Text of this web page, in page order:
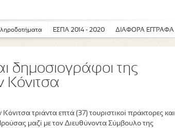
ΕΣΠΑ 2014 - 2020 ΔΙΑΦΟΡΑ ΕΓΓΡΑΦΑ
δημοσιογράφοι της
Κόνιτσα
τριάντα επτά (37) τουριστικοί πράκτορες και
μαζί με τον Διευθύνοντα Σύμβουλο της